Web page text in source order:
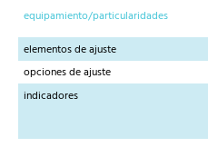
equipamiento/particularidades
elementos de ajuste
opciones de ajuste
indicadores